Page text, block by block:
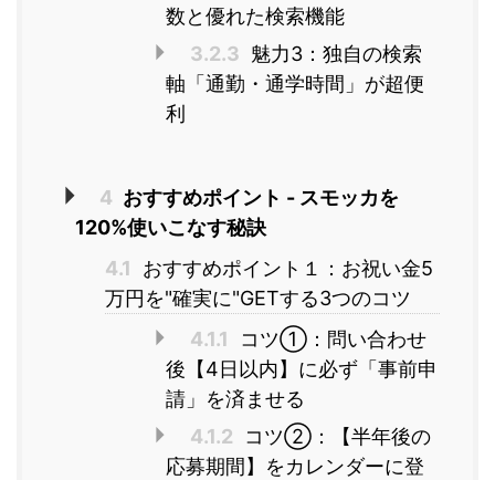
数と優れた検索機能
3.2.3 魅力3：独自の検索
軸「通勤・通学時間」が超便
利
4 おすすめポイント - スモッカを
120%使いこなす秘訣
4.1
おすすめポイント１：お祝い金5
万円を"確実に"GETする3つのコツ
4.1.1
コツ①：問い合わせ
後【4日以内】に必ず「事前申
請」を済ませる
4.1.2
コツ②：【半年後の
応募期間】をカレンダーに登